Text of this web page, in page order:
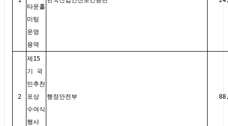
타운홀
미팅
운영
용역
2
제15
기 국
민추천
포상
수여식
행사
행정안전부